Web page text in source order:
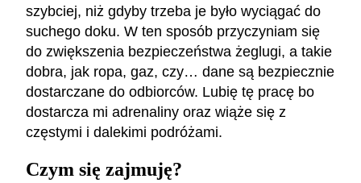
szybciej, niż gdyby trzeba je było wyciągać do
suchego doku. W ten sposób przyczyniam się
do zwiększenia bezpieczeństwa żeglugi, a takie
dobra, jak ropa, gaz, czy… dane są bezpiecznie
dostarczane do odbiorców. Lubię tę pracę bo
dostarcza mi adrenaliny oraz wiąże się z
częstymi i dalekimi podróżami.
Czym się zajmuję?